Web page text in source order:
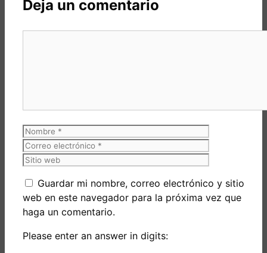
Deja un comentario
Nombre
Guardar mi nombre, correo electrónico y sitio
web en este navegador para la próxima vez que
haga un comentario.
Please enter an answer in digits: